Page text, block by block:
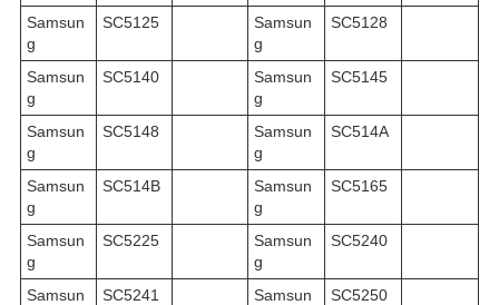
Samsun
g
SC5125
Samsun
g
SC5128
Samsun
g
SC5140
Samsun
g
SC5145
Samsun
g
SC5148
Samsun
g
SC514A
Samsun
g
SC514B
Samsun
g
SC5165
Samsun
g
SC5225
Samsun
g
SC5240
Samsun
SC5241
Samsun
SC5250